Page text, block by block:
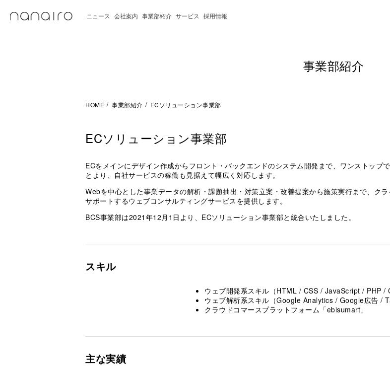
ニュース 会社案内 事業部紹介 サービス 採用情報
事業部紹介
HOME 事業部紹介 ECソリューション事業部
ECソリューション事業部
ECをメインにデザイン作成からフロント・バックエンドのシステム開発まで、ワンストップ
とより、自社サービスの稼働も見据えて幅広く対応します。
Webを中心とした事業データの解析・課題抽出・対策立案・改善提案から施策実行まで、ク
サポートするウェブコンサルティングサービスを提供します。
BCS事業部は2021年12月1日より、ECソリューション事業部と統合いたしました。
スキル
ウェブ開発系スキル（HTML / CSS / JavaScript / PHP /
ウェブ解析系スキル（Google Analytics / Google広告 /
クラウドコマースプラットフォーム「ebisumart」
主な実績